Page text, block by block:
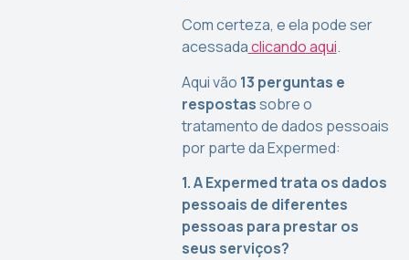
Com certeza, e ela pode ser
acessadaclicando aqui.
Aqui vão 13 perguntas e
respostassobre o
tratamento de dados pessoais
por parte da Expermed:
1. A Expermed trata os dados
pessoais de diferentes
pessoas para prestar os
seus serviços?